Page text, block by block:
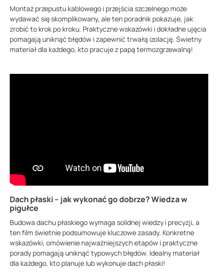
Montaż przepustu kablowego i przejścia szczelnego może
wydawać się skomplikowany, ale ten poradnik pokazuje, jak
zrobić to krok po kroku. Praktyczne wskazówki i dokładne ujęcia
pomagają uniknąć błędów i zapewnić trwałą izolację. Świetny
materiał dla każdego, kto pracuje z papą termozgrzewalną!
Dach płaski – jak wykonać go dobrze? Wiedza w
pigułce
Budowa dachu płaskiego wymaga solidnej wiedzy i precyzji, a
ten film świetnie podsumowuje kluczowe zasady. Konkretne
wskazówki, omówienie najważniejszych etapów i praktyczne
porady pomagają uniknąć typowych błędów. Idealny materiał
dla każdego, kto planuje lub wykonuje dach płaski!